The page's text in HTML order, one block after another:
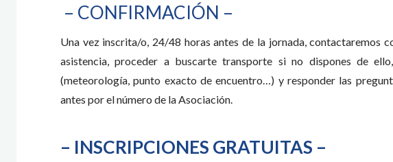
– CONFIRMACIÓN –
Una vez inscrita/o, 24/48 horas antes de la jornada, contactaremos
asistencia, proceder a buscarte transporte si no dispones de
(meteorología, punto exacto de encuentro…) y responder las
antes por el número de la Asociación.
– INSCRIPCIONES GRATUITAS –